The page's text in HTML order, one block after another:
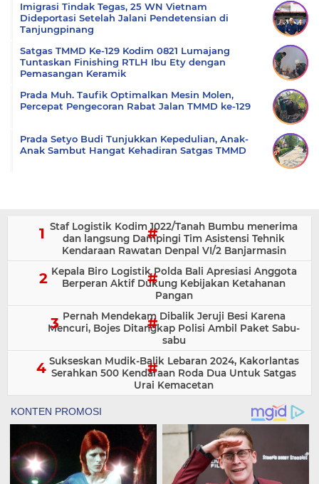
Imigrasi Tindak Tegas, 25 WN Vietnam
Dideportasi Setelah Jalani Pendetensian di
Tanjungpinang
Satgas TMMD Ke-129 Kodim 0821 Lumajang
Tuntaskan Finishing RTLH Ibu Ety dengan
Pemasangan Keramik
Prada Muh. Taufik Optimalkan Mesin Molen,
Percepat Pengecoran Rabat Jalan TMMD ke-129
Prada Setyo Budi Tunjukkan Kepedulian, Anak-
Anak Sambut Hangat Kehadiran Satgas TMMD
Staf Logistik Kodim 1022/Tanah Bumbu menerima
dan langsung Dampingi Tim Asistensi Tehnik
Kendaraan Rawatan Denpal VI/2 Banjarmasin
Kepala Biro Logistik Polda Bali Apresiasi Anggota
Berperan Aktif Dukung Kebijakan Ketahanan
Pangan
Pernah Mendekam Dibalik Jeruji Besi Karena
Mencuri, Bojes Ditangkap Polisi Ambil Paket Sabu-
sabu
Sukseskan Mudik-Balik Lebaran 2024, Kakorlantas
Serahkan 500 Kendaraan Roda Dua Untuk Satgas
Urai Kemacetan